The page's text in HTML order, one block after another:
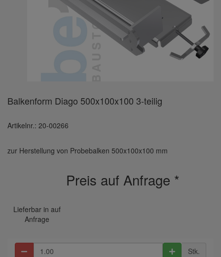
Balkenform Diago 500x100x100 3-teilig
Artikelnr.: 20-00266
zur Herstellung von Probebalken 500x100x100 mm
Preis auf Anfrage *
Lieferbar in auf
Anfrage
Stk.